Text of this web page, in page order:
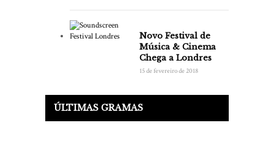
Novo Festival de
Música & Cinema
Chega a Londres
15 de fevereiro de 2018
ÚLTIMAS GRAMAS